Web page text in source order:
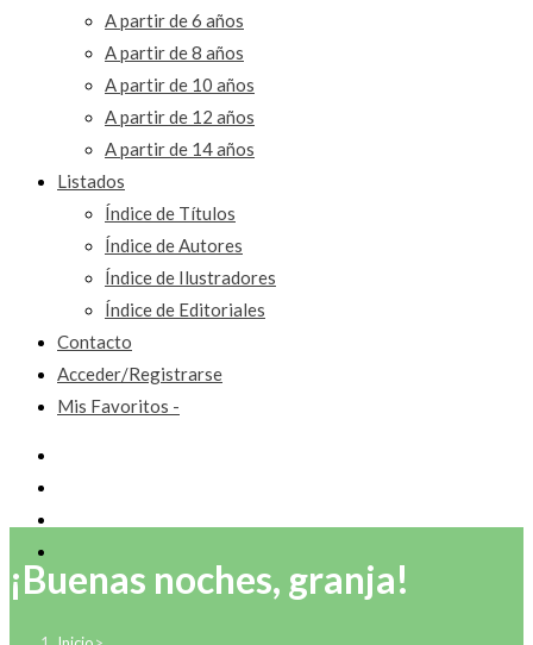
A partir de 6 años
A partir de 8 años
A partir de 10 años
A partir de 12 años
A partir de 14 años
Listados
Índice de Títulos
Índice de Autores
Índice de Ilustradores
Índice de Editoriales
Contacto
Acceder/Registrarse
Mis Favoritos -
¡Buenas noches, granja!